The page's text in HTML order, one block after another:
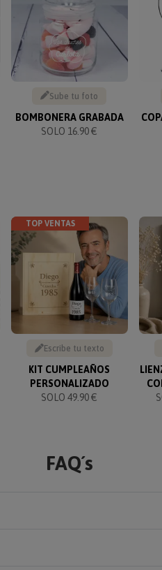
Sube tu foto
BOMBONERA GRABADA
SOLO 16.90 €
TOP VENTAS
Escribe tu texto
KIT CUMPLEAÑOS
PERSONALIZADO
SOLO 49.90 €
FAQ´s